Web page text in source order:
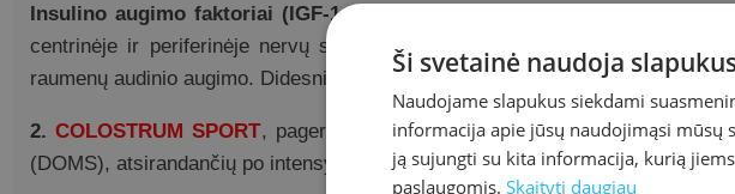
Insulino augimo faktoriai (IGF-1 ir IGF-2)
– stimuliuoja raumenų ir kaulų
centrinėje ir periferinėje nervų sistemoje. Jis veikia sinergiškai su
raumenų audinio augimo. Didesnis IGF-1 kiekis taip pat padeda efektyviau
2.COLOSTRUM SPORT, pagerindamas regeneracijos ir audinių
(DOMS), atsirandančių po intensyvių treniruočių, atveju.
Ši svetainė naudoja
Naudojame slapukus siekdami
informacija apie jūsų naudojimąsi mūsų
ją sujungti su kita informacija, kurią
paslaugomis. Skaityti daugiau